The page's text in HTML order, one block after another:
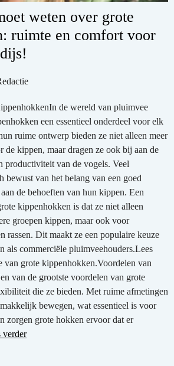
weten over grote
ruimte en comfort voor
de wereld van pluimvee
een essentieel onderdeel voor elk
ruime ontwerp bieden ze niet alleen meer
de kippen, maar dragen ze ook bij aan de
productiviteit van de vogels. Veel
bewust van het belang van een goed
de behoeften van hun kippen. Een
kippenhokken is dat ze niet alleen
groepen kippen, maar ook voor
rassen. Dit maakt ze een populaire keuze
als commerciële pluimveehouders.Lees
van grote kippenhokken.Voordelen van
van de grootste voordelen van grote
die ze bieden. Met ruime afmetingen
bewegen, wat essentieel is voor
zorgen grote hokken ervoor dat er
verder